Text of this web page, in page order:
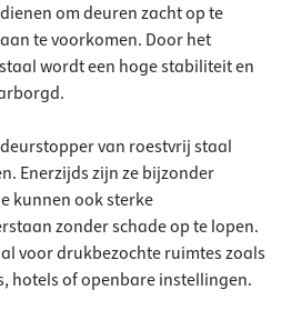
om deuren zacht op te
te voorkomen. Door het
wordt een hoge stabiliteit en
van roestvrij staal
Enerzijds zijn ze bijzonder
kunnen ook sterke
zonder schade op te lopen.
voor drukbezochte ruimtes zoals
hotels of openbare instellingen.